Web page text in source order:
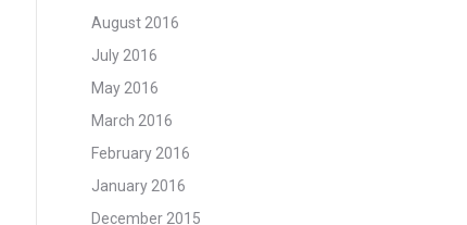
August 2016
July 2016
May 2016
March 2016
February 2016
January 2016
December 2015